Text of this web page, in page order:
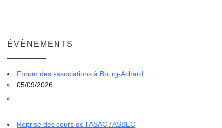
ÉVÈNEMENTS
Forum des associations à Bourg-Achard
05/09/2026
Reprise des cours de l'ASAC / ASBEC